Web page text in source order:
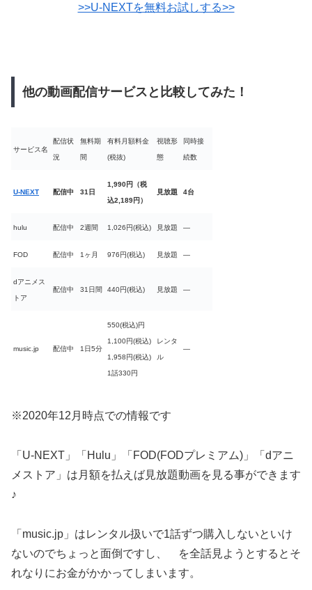
>>U-NEXTを無料お試しする>>
他の動画配信サービスと比較してみた！
サービス名
配信状
況
無料期
間
有料月額料金
(税抜)
視聴形
態
同時接
続数
U-NEXT 配信中 31日
1,990円（税
込2,189円）
見放題 4台
hulu 配信中 2週間 1,026円(税込) 見放題 ―
FOD 配信中 1ヶ月 976円(税込) 見放題 ―
dアニメス
トア
配信中 31日間 440円(税込) 見放題 ―
music.jp 配信中 1日5分
550(税込)円
1,100円(税込)
1,958円(税込)
1話330円
レンタ
ル
―
※2020年12月時点での情報です
「U-NEXT」「Hulu」「FOD(FODプレミアム)」「dアニ
メストア」は月額を払えば見放題動画を見る事ができます
♪
「music.jp」はレンタル扱いで1話ずつ購入しないといけ
ないのでちょっと面倒ですし、 を全話見ようとするとそ
れなりにお金がかかってしまいます。